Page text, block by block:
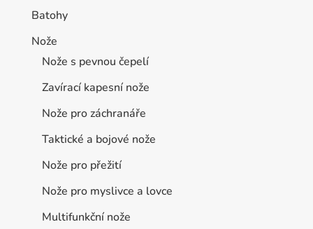
Batohy
Nože
Nože s pevnou čepelí
Zavírací kapesní nože
Nože pro záchranáře
Taktické a bojové nože
Nože pro přežití
Nože pro myslivce a lovce
Multifunkční nože